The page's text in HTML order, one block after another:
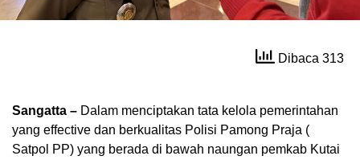
Dibaca 313
Sangatta – Dalam menciptakan tata kelola pemerintahan
yang effective dan berkualitas Polisi Pamong Praja (
Satpol PP) yang berada di bawah naungan pemkab Kutai